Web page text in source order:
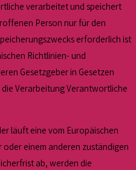
verarbeitet und speichert
Person nur für den
erforderlich ist
Richtlinien- und
Gesetzgeber in Gesetzen
Verarbeitung Verantwortliche
läuft eine vom Europäischen
einem anderen zuständigen
ab, werden die